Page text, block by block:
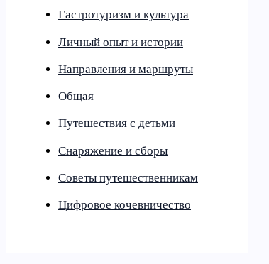
Гастротуризм и культура
Личный опыт и истории
Направления и маршруты
Общая
Путешествия с детьми
Снаряжение и сборы
Советы путешественникам
Цифровое кочевничество